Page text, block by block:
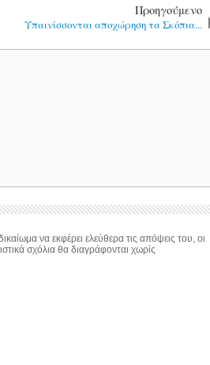
Προηγούμενο
Υπαινίσσονται αποχώρηση τα Σκόπια...
να εκφέρει ελεύθερα τις απόψεις του, οι
σχόλια θα διαγράφονται χωρίς